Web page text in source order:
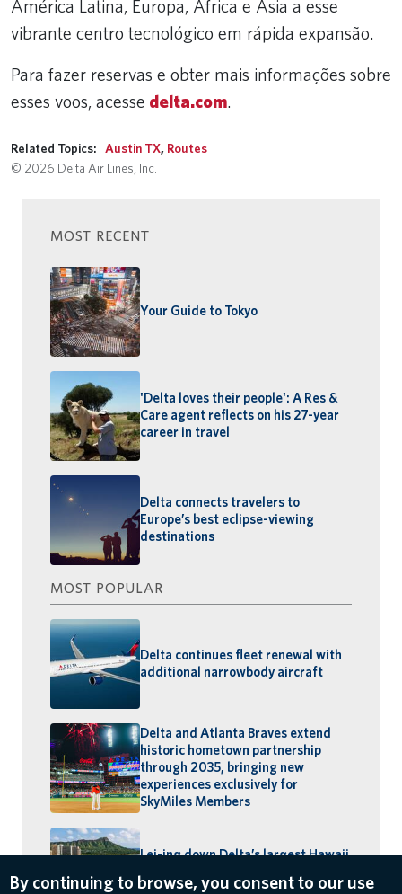
América Latina, Europa, África e Ásia a esse
vibrante centro tecnológico em rápida expansão.
Para fazer reservas e obter mais informações sobre
esses voos, acesse delta.com.
Related Topics: Austin TX, Routes
© 2026 Delta Air Lines, Inc.
MOST RECENT
Your Guide to Tokyo
'Delta loves their people': A Res &
Care agent reflects on his 27-year
career in travel
Delta connects travelers to
Europe’s best eclipse-viewing
destinations
MOST POPULAR
Delta continues fleet renewal with
additional narrowbody aircraft
Delta and Atlanta Braves extend
historic hometown partnership
through 2035, bringing new
experiences exclusively for
SkyMiles Members
Lei-ing down Delta’s largest Hawaii
schedule: MSP–Maui launches,
BOS–Honolulu returns
By continuing to browse, you consent to our use